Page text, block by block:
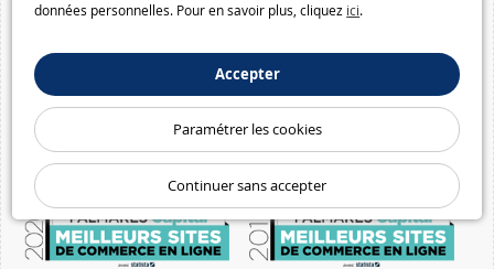
données personnelles. Pour en savoir plus, cliquez ici.
Accepter
Paramétrer les cookies
Continuer sans accepter